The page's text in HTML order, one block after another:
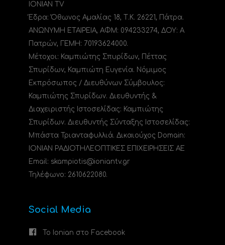
IONIAN TV
Έδρα: Όθωνος Αμαλίας 18, Τ.Κ. 26221, Πάτρα.
ΑΝΩΝΥΜΗ ΕΤΑΙΡΕΙΑ, ΑΦΜ: 094233274, ΔΟΥ: A
Πατρών, ΓΕΜΗ: 70193624000.
Μέτοχοι: Καμπιώτης Σπυρίδων, Πέττας
Σπυρίδων, Καμπιώτη Ευγενία. Νόμιμος
Εκπρόσωπος / Διευθύνων Σύμβουλος:
Καμπιώτης Σπυρίδων. Διευθυντής &
Διαχειριστής Ιστοσελίδας: Καμπιώτης
Σπυρίδων. Διευθυντής Σύνταξης Ιστοσελίδας:
Μπάστα Τριανταφυλλιά. Δικαιούχος Domain:
ΙΟΝΙΑΝ ΡΑΔΙΟΤΗΛΕΟΠΤΙΚΕΣ ΕΠΙΧΕΙΡΗΣΕΙΣ ΑΕ
Email: skampiotis@ioniantv.gr
Τηλέφωνο: 2610622080.
Social Media
Το Ionian στο Facebook